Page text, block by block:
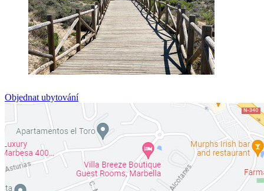
Objednat ubytování